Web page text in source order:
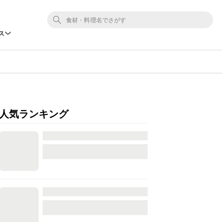
人気ランキング